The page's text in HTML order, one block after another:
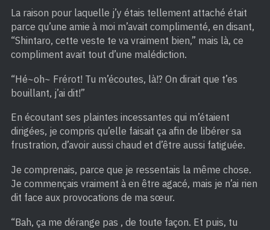
La raison pour laquelle j’y étais tellement attaché était
parce qu’une amie à moi m’avait complimenté, en disant,
“Shintaro, cette veste te va vraiment bien,” mais là, ce
compliment avait tout d’une malédiction.
“Hé~oh~ Frérot! Tu m’écoutes, là!? On dirait que t’es
bouillant, j’ai dit!”
En écoutant ses plaintes incessantes qui m’étaient
dirigées, je compris qu’elle faisait ça afin de libérer sa
frustration, d’avoir aussi chaud et d’être aussi fatiguée.
Je comprenais, parce que je ressentais la même chose.
Je commençais vraiment à en être agacé, mais je n’ai rien
dit face aux provocations de ma sœur.
“Bah, ça me dérange pas , de toute façon. Et puis, tu